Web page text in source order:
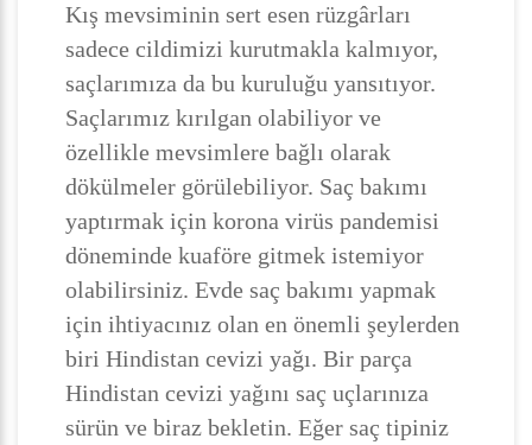
Kış mevsiminin sert esen rüzgârları
sadece cildimizi kurutmakla kalmıyor,
saçlarımıza da bu kuruluğu yansıtıyor.
Saçlarımız kırılgan olabiliyor ve
özellikle mevsimlere bağlı olarak
dökülmeler görülebiliyor. Saç bakımı
yaptırmak için korona virüs pandemisi
döneminde kuaföre gitmek istemiyor
olabilirsiniz. Evde saç bakımı yapmak
için ihtiyacınız olan en önemli şeylerden
biri Hindistan cevizi yağı. Bir parça
Hindistan cevizi yağını saç uçlarınıza
sürün ve biraz bekletin. Eğer saç tipiniz